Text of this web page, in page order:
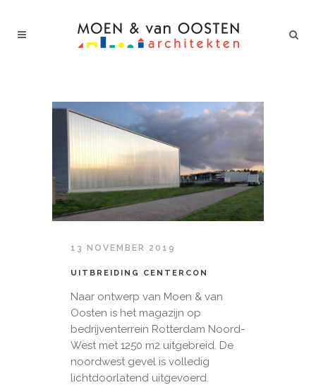
13 NOVEMBER 2019
UITBREIDING CENTERCON
Naar ontwerp van Moen & van
Oosten is het magazijn op
bedrijventerrein Rotterdam Noord-
West met 1250 m2 uitgebreid. De
noordwest gevel is volledig
lichtdoorlatend uitgevoerd.